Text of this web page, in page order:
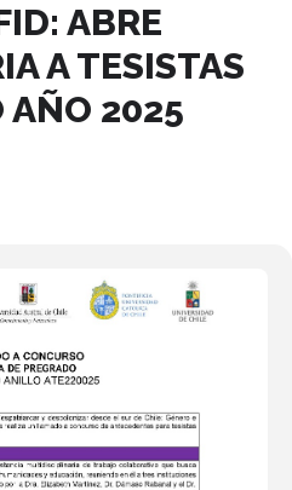
ABRE
A TESISTAS
AÑO 2025